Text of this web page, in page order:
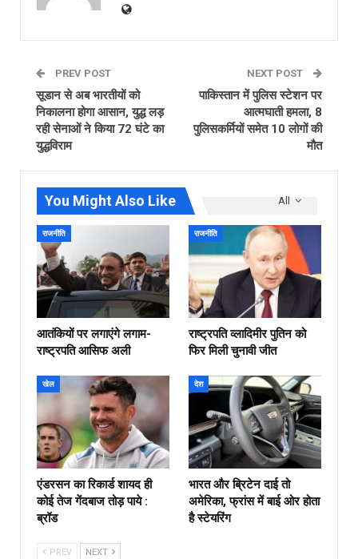
PREV POST
सूडान से अब भारतीयों को
निकालना होगा आसान, युद्ध लड़
रही सेनाओं ने किया 72 घंटे का
युद्धविराम
NEXT POST
पाकिस्तान में पुलिस स्टेशन पर
आत्मघाती हमला, 8
पुलिसकर्मियों समेत 10 लोगों की
मौत
All
You Might Also Like
राजनीति
आतंकियों पर लगाएंगे लगाम-
राष्ट्रपति आसिफ अली
राजनीति
राष्ट्रपति व्लादिमीर पुतिन को
फिर मिली चुनावी जीत
खेल
एंडरसन का रिकार्ड शायद ही
कोई तेज गेंदबाज तोड़ पाये :
ब्रॉड
देश
भारत और ब्रिटेन दाई तो
अमेरिका, फ्रांस में बाई ओर होता
है स्टेयरिंग
PREV NEXT